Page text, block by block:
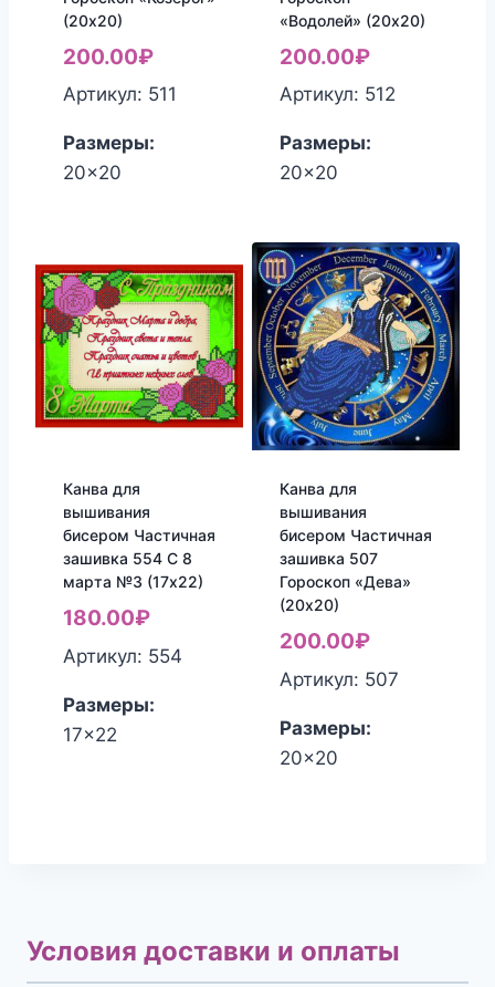
(20х20)
200.00₽
Артикул: 511
Размеры:
20x20
«Водолей» (20х20)
200.00₽
Артикул: 512
Размеры:
20x20
Канва для
вышивания
бисером Частичная
зашивка 554 С 8
марта №3 (17х22)
180.00₽
Артикул: 554
Размеры:
17x22
Канва для
вышивания
бисером Частичная
зашивка 507
Гороскоп «Дева»
(20х20)
200.00₽
Артикул: 507
Размеры:
20x20
Условия доставки и оплаты